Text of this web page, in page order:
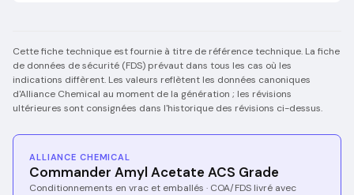
Cette fiche technique est fournie à titre de référence technique. La fiche
de données de sécurité (FDS) prévaut dans tous les cas où les
indications diffèrent. Les valeurs reflètent les données canoniques
d'Alliance Chemical au moment de la génération ; les révisions
ultérieures sont consignées dans l'historique des révisions ci-dessus.
ALLIANCE CHEMICAL
Commander Amyl Acetate ACS Grade
Conditionnements en vrac et emballés · COA/FDS livré avec